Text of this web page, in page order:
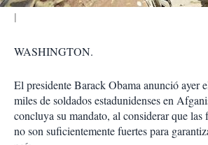
WASHINGTON.
El presidente Barack Obama anunció ayer
miles de soldados estadunidenses en
concluya su mandato, al considerar que las
no son suficientemente fuertes para